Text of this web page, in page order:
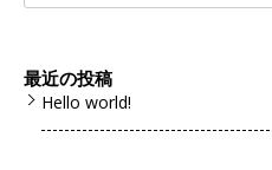
最近の投稿
Hello world!